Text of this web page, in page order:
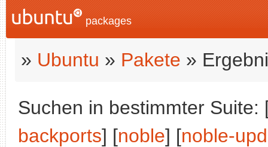
packages
» Ubuntu » Pakete »
Suchen in bestimmter Suite:
backports] [noble] [noble-